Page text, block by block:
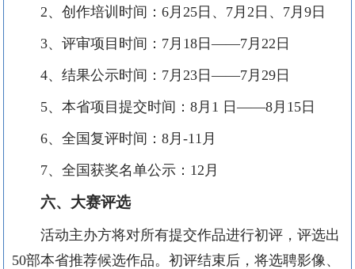
2、创作培训时间： 6月25日 、7月2日、7月9日
3、评审项目时间： 7 月18日——7月22日
4、结果公示时间： 7 月23日——7月29日
5、本省项目提交时间：8月1 日——8 月 1 5日
6、全国复评时间 ： 8月-11月
7、全国获奖名单公示：12月
六、大赛评选
活动主办方将对所有提交作品进行初评，评选出
50部本省推荐候选作品。初评结束后，将选聘影像、